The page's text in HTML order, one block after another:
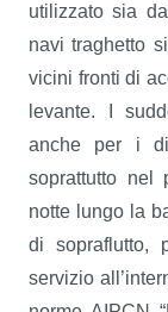
utilizzato sia
navi traghetto
vicini fronti di
levante. I
anche per i
soprattutto nel
notte lungo la
di sopraflutto,
servizio